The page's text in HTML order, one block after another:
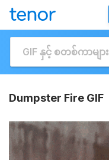
Dumpster Fire GIF